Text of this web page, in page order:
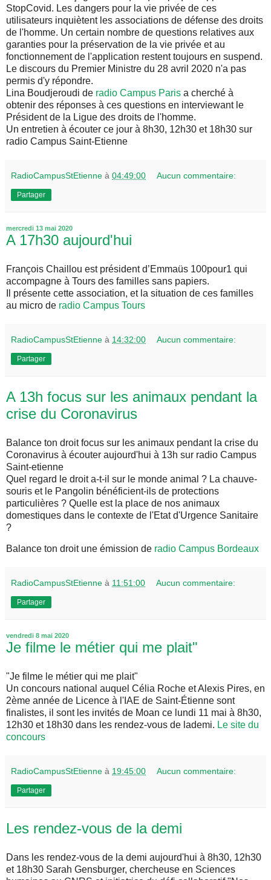
StopCovid. Les dangers pour la vie privée de ces
utilisateurs inquiètent les associations de défense des droits
de l'homme. Un certain nombre de questions relatives aux
garanties pour la préservation de la vie privée et au
fonctionnement de l'application restent toujours en suspend.
Le discours du Premier Ministre du 28 avril 2020 n'a pas
permis d'y répondre.
Lina Boudjeroudi de radio Campus Paris a cherché à
obtenir des réponses à ces questions en interviewant le
Président de la Ligue des droits de l'homme.
Un entretien à écouter ce jour à 8h30, 12h30 et 18h30 sur
radio Campus Saint-Etienne
RadioCampusStEtienne à 04:49:00 Aucun commentaire:
Partager
mercredi 13 mai 2020
A 17h30 aujourd'hui
François Chaillou est président d’Emmaüs 100pour1 qui
accompagne à Tours des familles sans papiers.
Il présente cette association, et la situation de ces familles
au micro de radio Campus Tours
RadioCampusStEtienne à 14:32:00 Aucun commentaire:
Partager
A 13h focus sur les animaux pendant la
crise du Coronavirus
Balance ton droit focus sur les animaux pendant la crise du
Coronavirus à écouter aujourd'hui à 13h sur radio Campus
Saint-etienne
Quel regard le droit a-t-il sur le monde animal ? La chauve-
souris et le Pangolin bénéficient-ils de protections
particulières ? Quelle est la place de nos animaux
domestiques dans le contexte de l'Etat d'Urgence Sanitaire
?
Balance ton droit une émission de radio Campus Bordeaux
RadioCampusStEtienne à 11:51:00 Aucun commentaire:
Partager
vendredi 8 mai 2020
Je filme le métier qui me plait"
"Je filme le métier qui me plait"
Un concours national auquel Célia Roche et Alexis Pires, en
2ème année de Licence à l'IAE de Saint-Étienne sont
finalistes, il sont les invités de Moan ce lundi 11 mai à 8h30,
12h30 et 18h30 dans les rendez-vous de lademi. Le site du
concours
RadioCampusStEtienne à 19:45:00 Aucun commentaire:
Partager
Les rendez-vous de la demi
Dans les rendez-vous de la demi aujourd'hui à 8h30, 12h30
et 18h30 Sarah Gensburger, chercheuse en Sciences